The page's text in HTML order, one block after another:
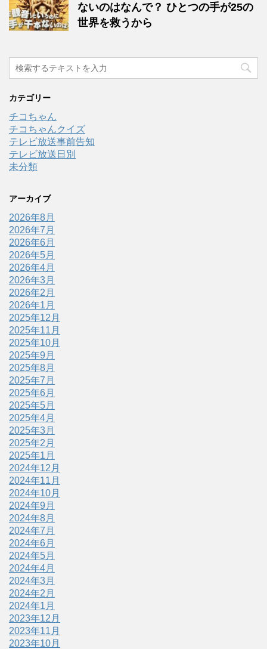
ないのはなんで？ ひとつの手が25の
世界を救うから
カテゴリー
チコちゃん
チコちゃんクイズ
テレビ放送事前告知
テレビ放送日別
未分類
アーカイブ
2026年8月
2026年7月
2026年6月
2026年5月
2026年4月
2026年3月
2026年2月
2026年1月
2025年12月
2025年11月
2025年10月
2025年9月
2025年8月
2025年7月
2025年6月
2025年5月
2025年4月
2025年3月
2025年2月
2025年1月
2024年12月
2024年11月
2024年10月
2024年9月
2024年8月
2024年7月
2024年6月
2024年5月
2024年4月
2024年3月
2024年2月
2024年1月
2023年12月
2023年11月
2023年10月